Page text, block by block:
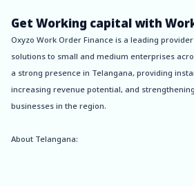
Get Working capital with
Oxyzo Work Order Finance is a leading
solutions to small and medium enterprises
a strong presence in Telangana, providing
increasing revenue potential, and
businesses in the region.
About Telangana: